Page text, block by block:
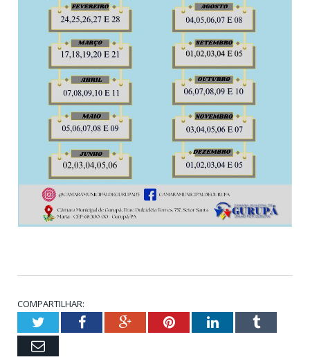
COMPARTILHAR:
TwitterFacebookGoogle+PinterestLinkedInTumblr
Email